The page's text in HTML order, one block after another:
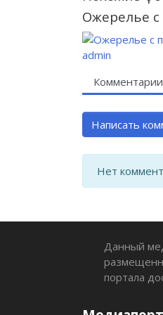
Ожерелье
admin
Комментарии
Написать
Нет
Данный
портала